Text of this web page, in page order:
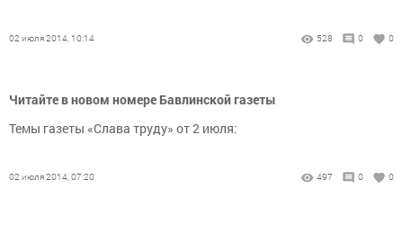
02 июля 2014, 10:14 528 0 0
Читайте в новом номере Бавлинской газеты
Темы газеты «Слава труду» от 2 июля:
02 июля 2014, 07:20 497 0 0